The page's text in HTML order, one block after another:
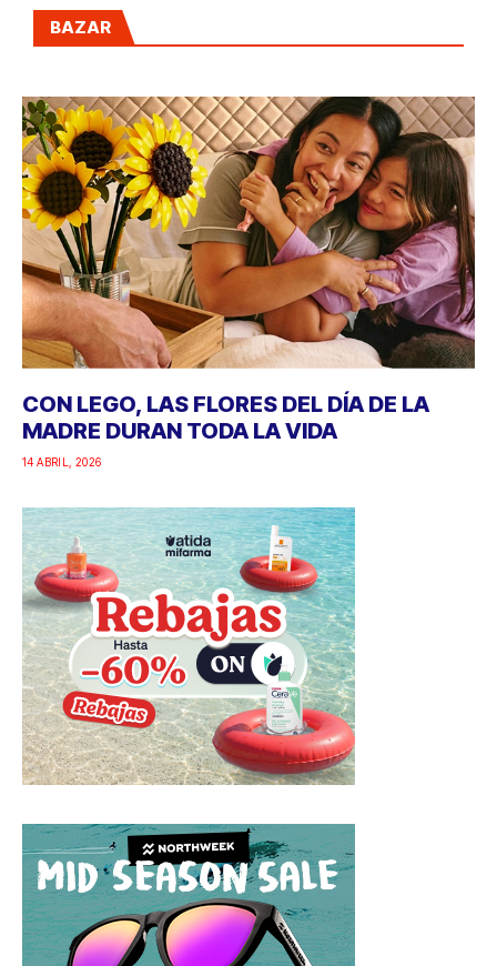
BAZAR
CON LEGO, LAS FLORES DEL DÍA DE LA
MADRE DURAN TODA LA VIDA
14 ABRIL, 2026